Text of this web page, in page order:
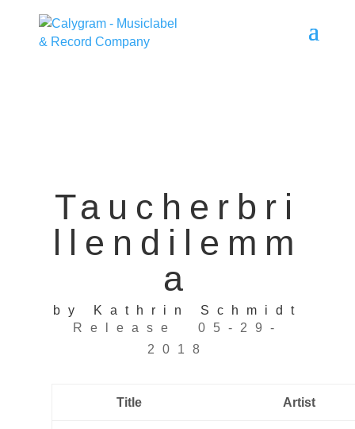
Taucherbri
llendilemm
a
by Kathrin Schmidt
Release 05-29-
2018
Title Artist